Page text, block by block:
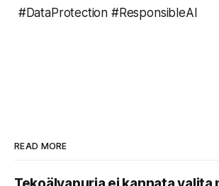
#DataProtection #ResponsibleAI
READ MORE